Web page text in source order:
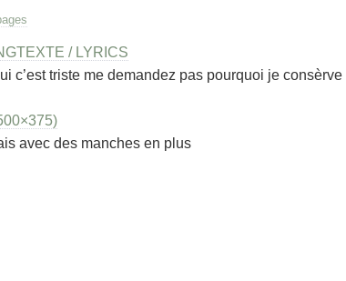
/ LYRICS
c’est triste me demandez pas pourquoi je consèrve
avec des manches en plus